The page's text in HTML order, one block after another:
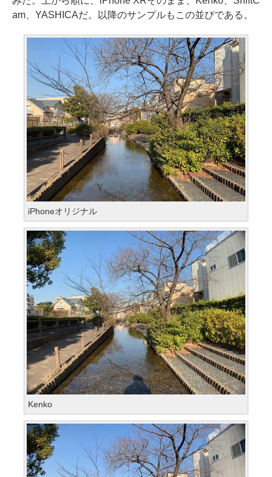
am、YASHICAだ。以降のサンプルもこの並びである。
iPhoneオリジナル
Kenko